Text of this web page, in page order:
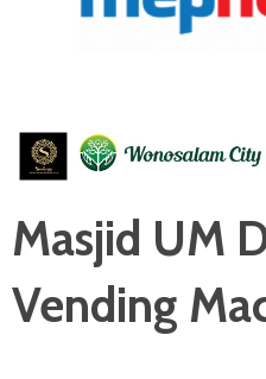
Masjid UM
Vending